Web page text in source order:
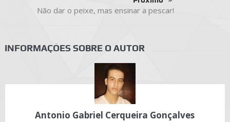
Não dar o peixe, mas ensinar a pescar!
INFORMAÇÕES SOBRE O AUTOR
Antonio Gabriel Cerqueira Gonçalves